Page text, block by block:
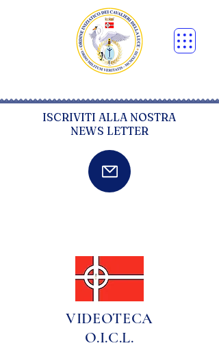
ISCRIVITI ALLA NOSTRA
NEWS LETTER
VIDEOTECA
O.I.C.L.